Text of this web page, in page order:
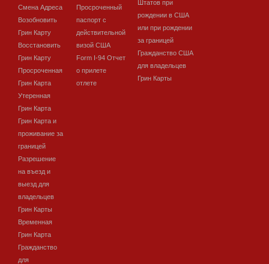
Смена Адреса
Возобновить
Грин Карту
Восстановить
Грин Карту
Просроченная
Грин Карта
Утеренная
Грин Карта
Грин Карта и
проживание за
границей
Разрешение
на въезд и
выезд для
владельцев
Грин Карты
Временная
Грин Карта
Гражданство
для
Просроченный
паспорт с
действительной
визой США
Form I-94 Отчет
о прилете
отлете
Штатов при
рождении в США
или при рождении
за границей
Гражданство США
для владельцев
Грин Карты